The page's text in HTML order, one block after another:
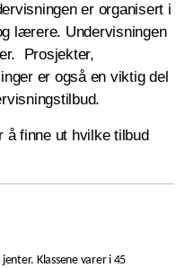
er organisert i
lærere. Undervisningen
Prosjekter,
er også en viktig del
å finne ut hvilke tilbud
jenter. Klassene varer i 45